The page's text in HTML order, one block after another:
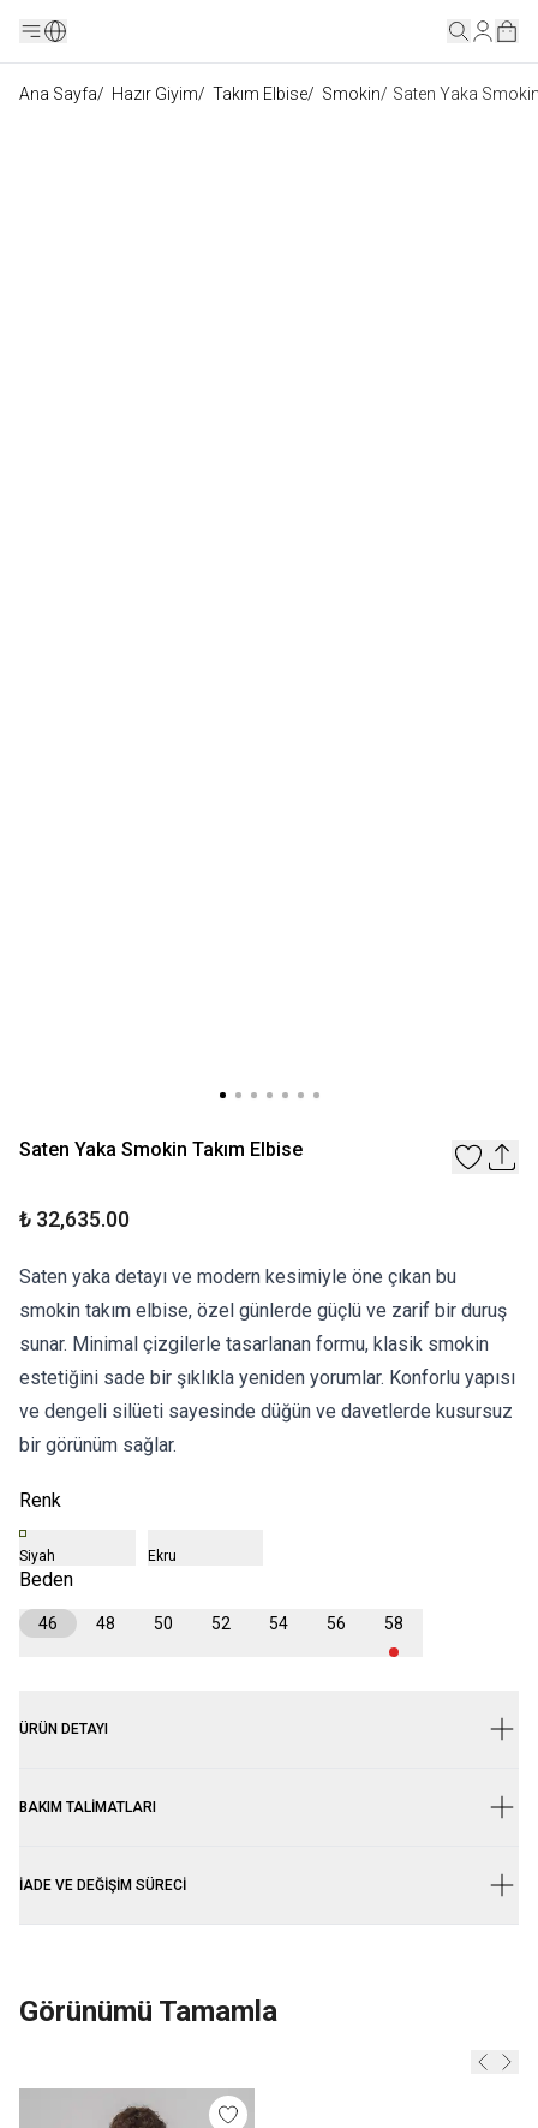
Ana Sayfa/ Hazır Giyim/ Takım Elbise/ Smokin/ Saten Yaka
Saten Yaka Smokin Takım Elbise
₺ 32,635.00
Saten yaka detayı ve modern kesimiyle öne çıkan bu
smokin takım elbise, özel günlerde güçlü ve zarif bir duruş
sunar. Minimal çizgilerle tasarlanan formu, klasik smokin
estetiğini sade bir şıklıkla yeniden yorumlar. Konforlu yapısı
ve dengeli silüeti sayesinde düğün ve davetlerde kusursuz
bir görünüm sağlar.
Renk
Siyah Ekru
Beden
46 48 50 52 54 56 58
ÜRÜN DETAYI
BAKIM TALIMATLARI
İADE VE DEĞIŞIM SÜRECI
Görünümü Tamamla